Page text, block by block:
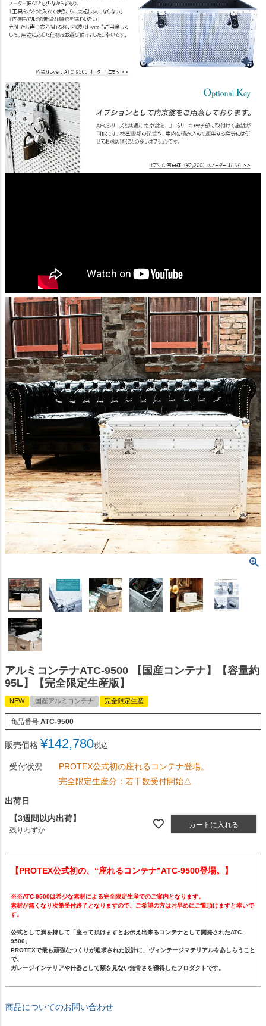
アルミコンテナATC-9500 【国産コンテナ】【容量約
95L】【完全限定生産版】
NEW 国産アルミコンテナ 完全限定生産
商品番号 ATC-9500
販売価格 ¥142,780税込
受付状況
PROTEX公式初の座れるコンテナ登場。
完全限定生産分：若干数受付開始△
出荷日
【3週間以内出荷】
残りわずか
カートに入れる
【PROTEX公式初の、“座れるコンテナ”ATC-9500登場。】
※※ATC-9500は希少な素材による完全限定生産でのご案内となります。
素材が無くなり次第受付終了となりますので、ご希望の方はお早めにご覧頂けますと幸いで
す。
公式として満を持して「座って頂けますとお伝え出来るコンテナとして開発されたATC-
9500。
PROTEXで最も頑強なつくりが追求された設計に、ヴィンテージマテリアルをあしらうこと
で、
ガレージインテリアや什器として類を見ない無骨さを獲得したプロダクトです。
商品についてのお問い合わせ